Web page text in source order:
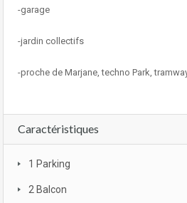
-garage
-jardin collectifs
-proche de Marjane, techno Park,
Caractéristiques
1 Parking
2 Balcon